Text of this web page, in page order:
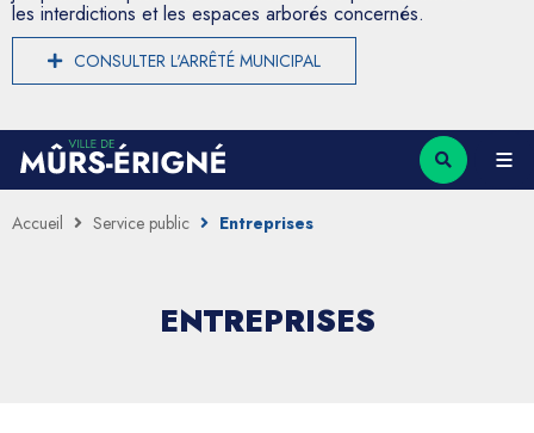
les interdictions et les espaces arborés concernés.
CONSULTER L'ARRÊTÉ MUNICIPAL
Accueil Service public Entreprises
ENTREPRISES